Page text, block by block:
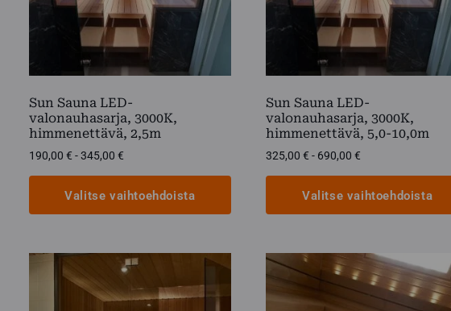
Sun Sauna LED-
valonauhasarja, 3000K,
himmenettävä, 2,5m
190,00 € - 345,00 €Hintaluokka:
345,00 €
Valitse vaihtoehdoista
useampi
muunnelma.
Sun Sauna LED-
valonauhasarja, 3000K,
himmenettävä, 5,0-10,0m
325,00€ - 690,00€
690,00 €
Valitse vaihtoehdoista
on
useampi
muunnelma.